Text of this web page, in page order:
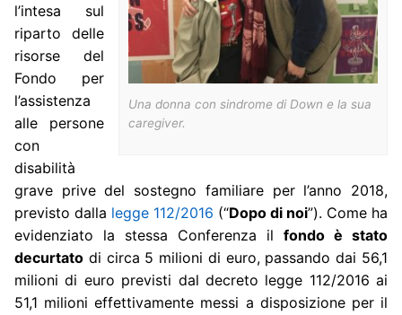
Una donna con sindrome di Down e la sua
caregiver.
l’intesa sul
riparto delle
risorse del
Fondo per
l’assistenza
alle persone
con
disabilità
grave prive del sostegno familiare per l’anno 2018,
previsto dalla legge 112/2016 (“Dopo di noi”). Come ha
evidenziato la stessa Conferenza il fondo è stato
decurtato di circa 5 milioni di euro, passando dai 56,1
milioni di euro previsti dal decreto legge 112/2016 ai
51,1 milioni effettivamente messi a disposizione per il